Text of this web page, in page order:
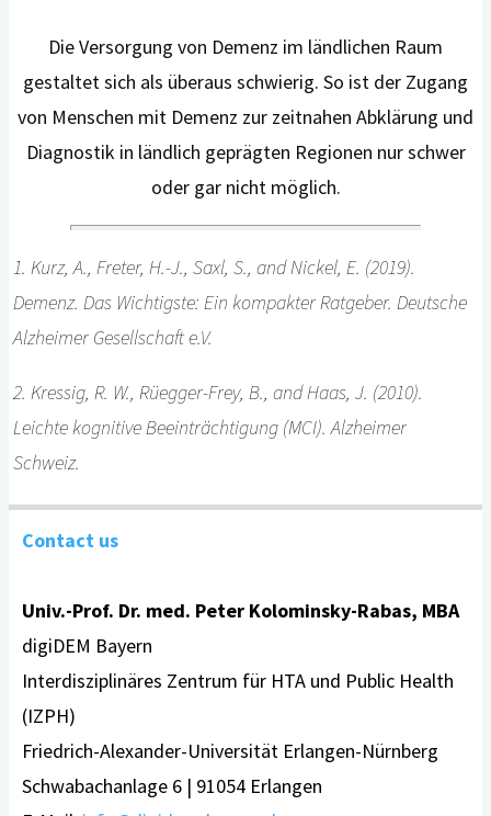
Die Versorgung von Demenz im ländlichen Raum
gestaltet sich als überaus schwierig. So ist der Zugang
von Menschen mit Demenz zur zeitnahen Abklärung und
Diagnostik in ländlich geprägten Regionen nur schwer
oder gar nicht möglich.
1.Kurz, A., Freter, H.-J., Saxl, S., and Nickel, E. (2019).
Demenz. Das Wichtigste: Ein kompakter Ratgeber. Deutsche
Alzheimer Gesellschaft e.V.
2. Kressig, R. W., Rüegger-Frey, B., and Haas, J. (2010).
Leichte kognitive Beeinträchtigung (MCI). Alzheimer
Schweiz.
Contact us
Univ.-Prof. Dr. med. Peter Kolominsky-Rabas, MBA
digiDEM Bayern
Interdisziplinäres Zentrum für HTA und Public Health
(IZPH)
Friedrich-Alexander-Universität Erlangen-Nürnberg
Schwabachanlage 6 | 91054 Erlangen